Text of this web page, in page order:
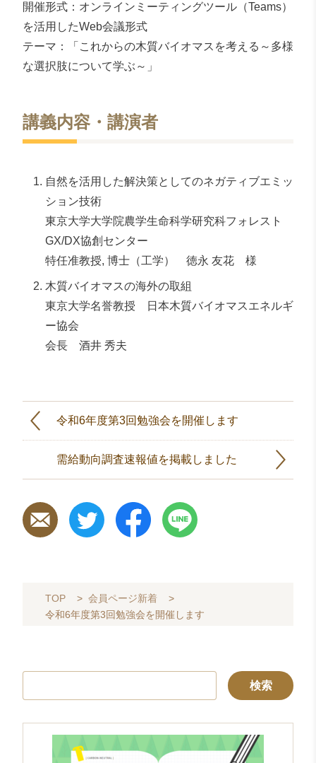
開催形式：オンラインミーティングツール（Teams）
を活用したWeb会議形式
テーマ：「これからの木質バイオマスを考える～多様
な選択肢について学ぶ～」
講義内容・講演者
自然を活用した解決策としてのネガティブエミッ
ション技術
東京大学大学院農学生命科学研究科フォレスト
GX/DX協創センター
特任准教授, 博士（工学） 徳永 友花 様
木質バイオマスの海外の取組
東京大学名誉教授 日本木質バイオマスエネルギ
ー協会
会長 酒井 秀夫
令和6年度第3回勉強会を開催します
需給動向調査速報値を掲載しました
TOP > 会員ページ新着
>
令和6年度第3回勉強会を開催します